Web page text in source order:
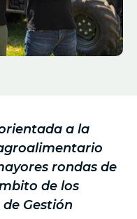
a la
rondas de
de los
Gestión